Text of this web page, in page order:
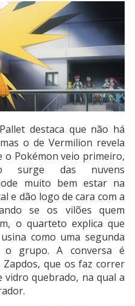
destaca que não há
o de Vermilion revela
o Pokémon veio primeiro,
surge das nuvens
muito bem estar na
e dão logo de cara com a
se os vilões quem
o quarteto explica que
como uma segunda
o grupo. A conversa é
que os faz correr
vidro quebrado, na qual a